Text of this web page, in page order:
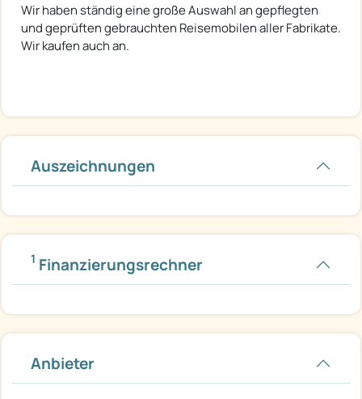
Wir haben ständig eine große Auswahl an gepflegten
und geprüften gebrauchten Reisemobilen aller Fabrikate.
Wir kaufen auch an.
Auszeichnungen
1 Finanzierungsrechner
Anbieter